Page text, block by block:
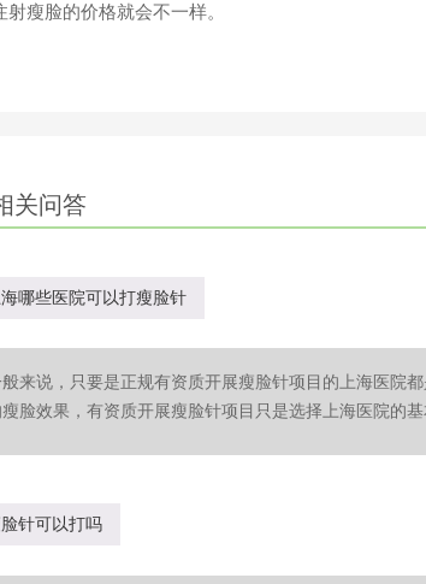
瘦脸的价格就会不一样。
关问答
海哪些医院可以打瘦脸针
来说，只要是正规有资质开展瘦脸针项目的上海医院
瘦脸效果，有资质开展瘦脸针项目只是选择上海医院的
针可以打吗